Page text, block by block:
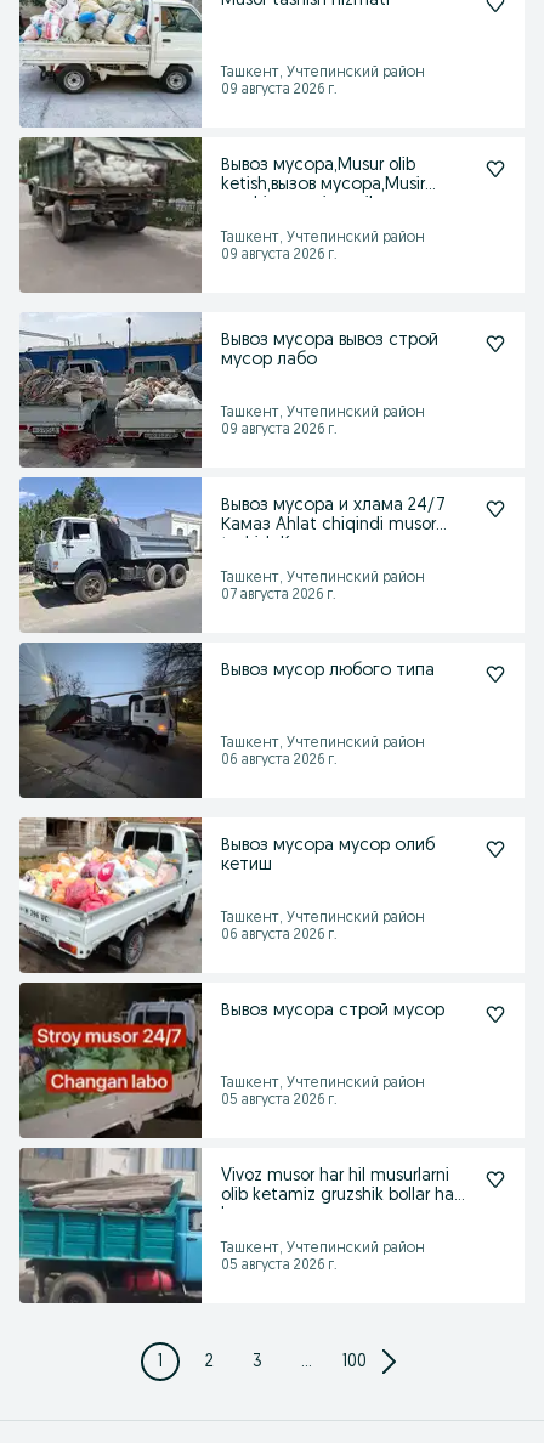
Ташкент, Учтепинский район
09 августа 2026 г.
Вывоз мусора,Musur olib
ketish,вызов мусора,Musir
Ташкент, Учтепинский район
09 августа 2026 г.
Вывоз мусора вывоз строй
мусор лабо
Ташкент, Учтепинский район
09 августа 2026 г.
Вывоз мусора и хлама 24/7
Камаз Ahlat chiqindi musor
Ташкент, Учтепинский район
07 августа 2026 г.
Вывоз мусор любого типа
Ташкент, Учтепинский район
06 августа 2026 г.
Вывоз мусора мусор олиб
кетиш
Ташкент, Учтепинский район
06 августа 2026 г.
Вывоз мусора строй мусор
Ташкент, Учтепинский район
05 августа 2026 г.
Vivoz musor har hil musurlarni
olib ketamiz gruzshik bollar ham
Ташкент, Учтепинский район
05 августа 2026 г.
1 2 3 ... 100